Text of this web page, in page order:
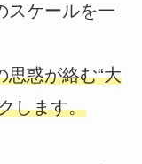
スケールを一
思惑が絡む“大
します。